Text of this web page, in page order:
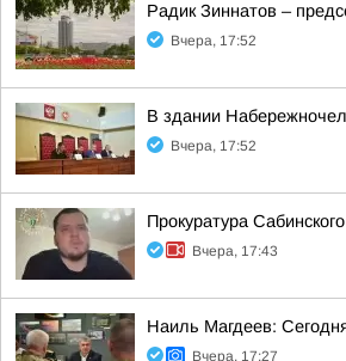
Радик Зиннатов –
Вчера, 17:52
В здании
Вчера, 17:52
Прокуратура
Вчера, 17:43
Наиль Магдеев:
Вчера, 17:27